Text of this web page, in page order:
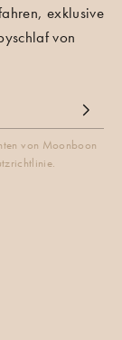
exklusive
von
von Moonboon